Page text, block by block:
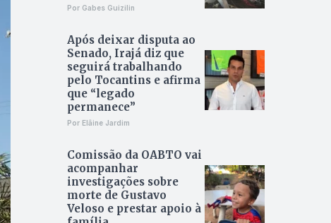
Por Gabes Guizilin
Após deixar disputa ao
Senado, Irajá diz que
seguirá trabalhando
pelo Tocantins e afirma
que “legado
permanece”
Por Elâine Jardim
Comissão da OABTO vai
acompanhar
investigações sobre
morte de Gustavo
Veloso e prestar apoio à